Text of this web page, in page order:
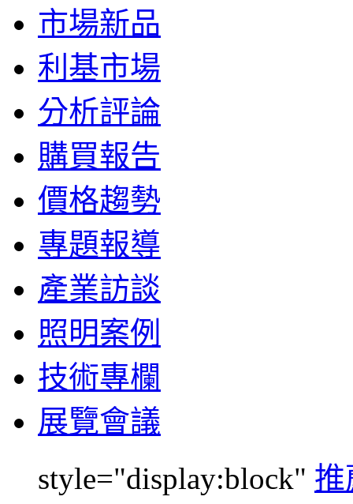
市場新品
利基市場
分析評論
購買報告
價格趨勢
專題報導
產業訪談
照明案例
技術專欄
展覽會議
style="display:block" 推